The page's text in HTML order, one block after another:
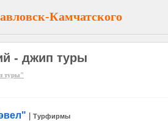
Камчатского
- джип туры
туры"
Турфирмы